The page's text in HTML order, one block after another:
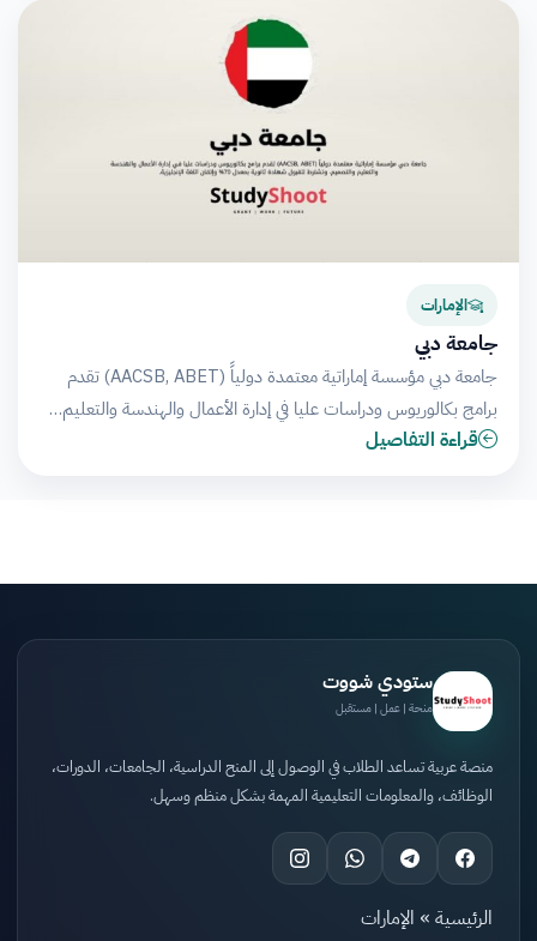
الإمارات
جامعة دبي
جامعة دبي مؤسسة إماراتية معتمدة دولياً (AACSB, ABET) تقدم
برامج بكالوريوس ودراسات عليا في إدارة الأعمال والهندسة والتعليم…
قراءة التفاصيل
ستودي شووت
منحة | عمل | مستقبل
منصة عربية تساعد الطلاب في الوصول إلى المنح الدراسية، الجامعات، الدورات،
الوظائف، والمعلومات التعليمية المهمة بشكل منظم وسهل.
الرئيسية » الإمارات